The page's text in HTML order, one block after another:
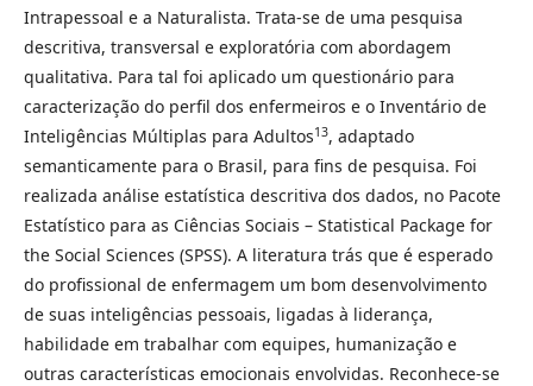
Intrapessoal e a Naturalista. Trata-se de uma pesquisa
descritiva, transversal e exploratória com abordagem
qualitativa. Para tal foi aplicado um questionário para
caracterização do perfil dos enfermeiros e o Inventário de
Inteligências Múltiplas para Adultos13, adaptado
semanticamente para o Brasil, para fins de pesquisa. Foi
realizada análise estatística descritiva dos dados, no Pacote
Estatístico para as Ciências Sociais – Statistical Package for
the Social Sciences (SPSS). A literatura trás que é esperado
do profissional de enfermagem um bom desenvolvimento
de suas inteligências pessoais, ligadas à liderança,
habilidade em trabalhar com equipes, humanização e
outras características emocionais envolvidas. Reconhece-se